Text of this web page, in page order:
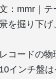
：mmr｜テ
を掘り下げ
レコードの物
10インチ盤